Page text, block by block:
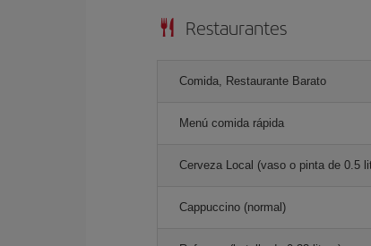
Restaurantes
Comida, Restaurante Barato
Menú comida rápida
Cerveza Local (vaso o pinta de 0.5
Cappuccino (normal)